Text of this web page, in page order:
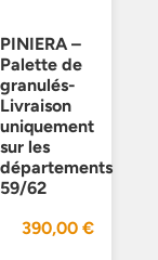
PINIERA –
Palette de
granulés-
Livraison
uniquement
sur les
départements
59/62
390,00 €